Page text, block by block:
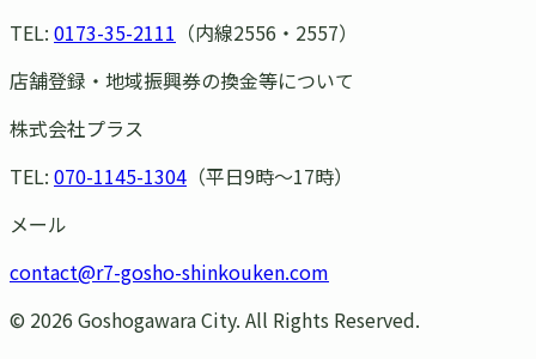
TEL: 0173-35-2111 （内線2556・2557）
店舗登録・地域振興券の換金等について
株式会社プラス
TEL: 070-1145-1304 （平日9時〜17時）
メール
contact@r7-gosho-shinkouken.com
© 2026 Goshogawara City. All Rights Reserved.